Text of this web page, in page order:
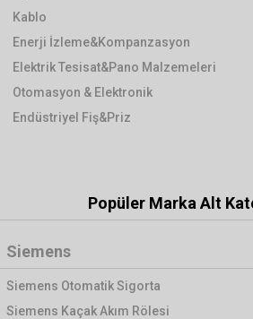
Kablo
Enerji İzleme&Kompanzasyon
Elektrik Tesisat&Pano Malzemeleri
Otomasyon & Elektronik
Endüstriyel Fiş&Priz
Popüler Marka Alt
Siemens
Siemens Otomatik Sigorta
Siemens Kaçak Akım Rölesi